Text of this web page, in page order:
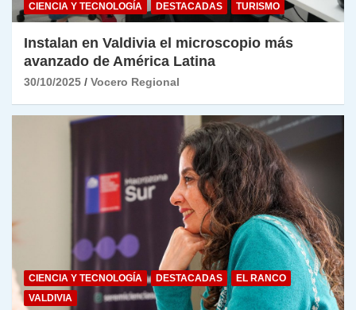
CIENCIA Y TECNOLOGÍA DESTACADAS TURISMO
Instalan en Valdivia el microscopio más
avanzado de América Latina
30/10/2025 Vocero Regional
CIENCIA Y TECNOLOGÍA DESTACADAS
EL RANCO
VALDIVIA